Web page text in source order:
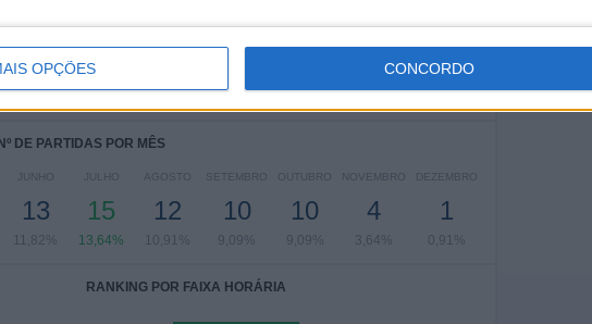
OPÇÕES CONCORDO
33
Nº DE PARTIDAS POR MÊS
JUNHO
13
11,82%
JULHO
15
13,64%
AGOSTO
12
10,91%
SETEMBRO
10
9,09%
OUTUBRO
10
9,09%
NOVEMBRO
4
3,64%
DEZEMBRO
1
0,91%
RANKING POR FAIXA HORÁRIA